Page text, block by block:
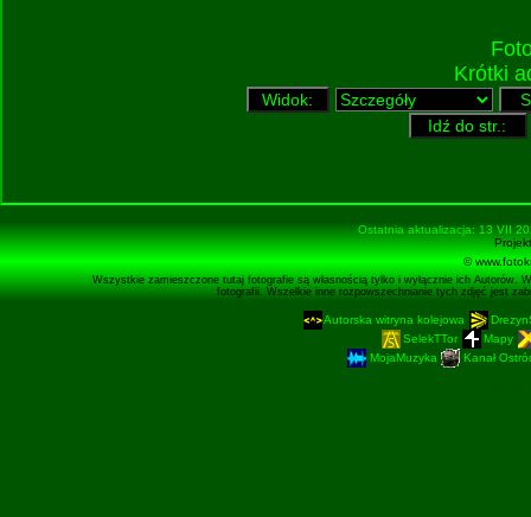
Krótki
Ostatnia aktualizacja: 13 VII
©
Wszystkie zamieszczone tutaj fotografie są własnością tylko i wyłącznie ich
fotografii. Wszelkie inne rozpowszechnianie tych zdjęć jest
Autorska witryna kolejowa
SelekTTor
Mapy
MojaMuzyka
Kanał